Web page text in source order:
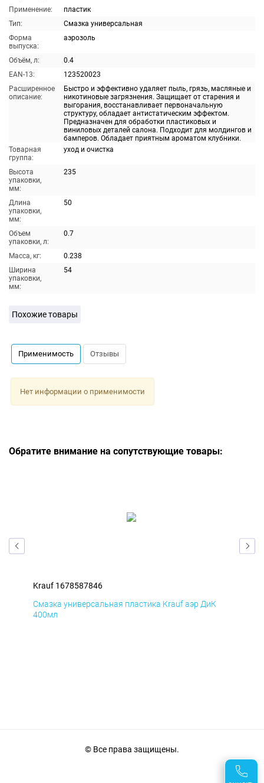
Применение:
пластик
Тип:
Смазка универсальная
Форма
выпуска:
аэрозоль
Объём, л:
0.4
EAN-13:
123520023
Расширенное
описание:
Быстро и эффективно удаляет пыль, грязь, масляные и
никотиновые загрязнения. Защищает от старения и
выгорания, восстанавливает первоначальную
структуру, обладает антистатическим эффектом.
Предназначен для обработки пластиковых и
виниловых деталей салона. Подходит для молдингов и
бамперов. Обладает приятным ароматом клубники.
Товарная
группа:
уход и очистка
Высота
упаковки,
мм:
235
Длина
упаковки,
мм:
50
Объем
упаковки, л:
0.7
Масса, кг:
0.238
Ширина
упаковки,
мм:
54
Похожие товары
Применимость Отзывы
Нет информации о применимости
Обратите внимание на сопутствующие товары:
Krauf 1678587846
Смазка универсальная пластика Krauf аэр ДиК
400мл
© Все права защищены.